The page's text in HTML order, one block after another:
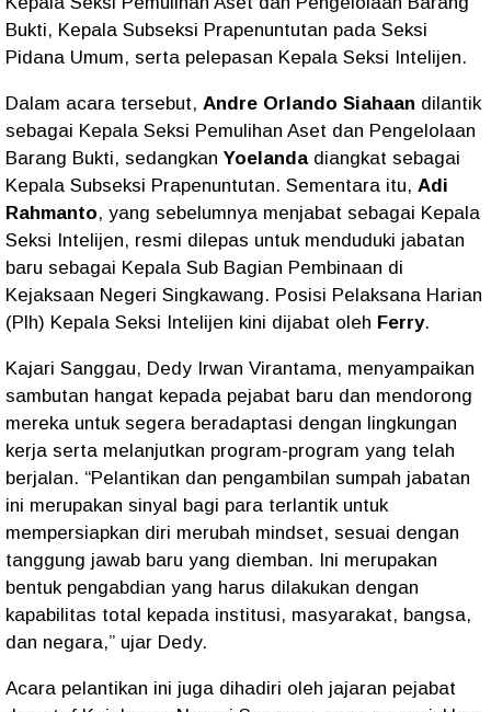
Bukti, Kepala Subseksi Prapenuntutan pada Seksi
Pidana Umum, serta pelepasan Kepala Seksi Intelijen.
Dalam acara tersebut, Andre Orlando Siahaan dilantik
sebagai Kepala Seksi Pemulihan Aset dan Pengelolaan
Barang Bukti, sedangkan Yoelandadiangkat sebagai
Kepala Subseksi Prapenuntutan. Sementara itu, Adi
Rahmanto, yang sebelumnya menjabat sebagai Kepala
Seksi Intelijen, resmi dilepas untuk menduduki jabatan
baru sebagai Kepala Sub Bagian Pembinaan di
Kejaksaan Negeri Singkawang. Posisi Pelaksana Harian
(Plh) Kepala Seksi Intelijen kini dijabat oleh Ferry.
Kajari Sanggau, Dedy Irwan Virantama, menyampaikan
sambutan hangat kepada pejabat baru dan mendorong
mereka untuk segera beradaptasi dengan lingkungan
kerja serta melanjutkan program-program yang telah
berjalan. “Pelantikan dan pengambilan sumpah jabatan
ini merupakan sinyal bagi para terlantik untuk
mempersiapkan diri merubah mindset, sesuai dengan
tanggung jawab baru yang diemban. Ini merupakan
bentuk pengabdian yang harus dilakukan dengan
kapabilitas total kepada institusi, masyarakat, bangsa,
dan negara,” ujar Dedy.
Acara pelantikan ini juga dihadiri oleh jajaran pejabat